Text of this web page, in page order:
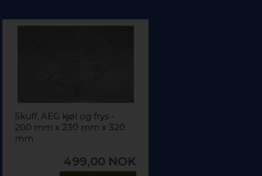
Skuff, AEG kjøl og frys -
200 mm x 230 mm x 320
mm
499,00 NOK